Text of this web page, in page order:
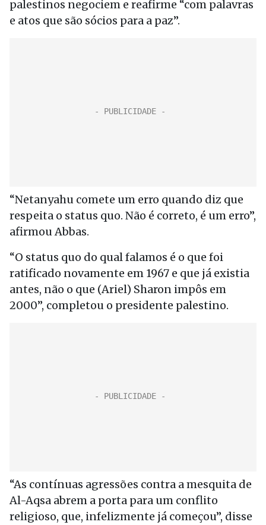
palestinos negociem e reafirme “com palavras
e atos que são sócios para a paz”.
“Netanyahu comete um erro quando diz que
respeita o status quo. Não é correto, é um erro”,
afirmou Abbas.
“O status quo do qual falamos é o que foi
ratificado novamente em 1967 e que já existia
antes, não o que (Ariel) Sharon impôs em
2000”, completou o presidente palestino.
“As contínuas agressões contra a mesquita de
Al-Aqsa abrem a porta para um conflito
religioso, que, infelizmente já começou”, disse